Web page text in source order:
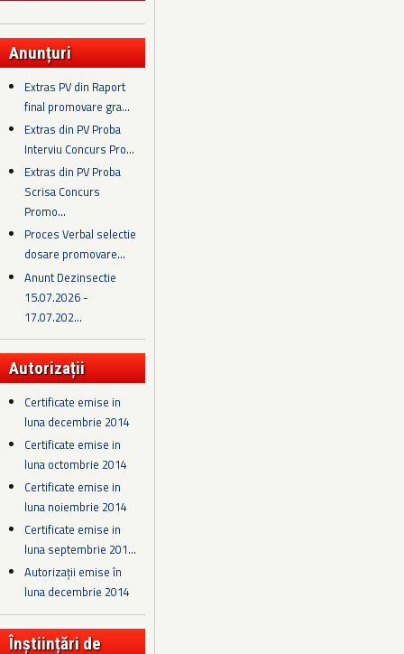
Anunțuri
Extras PV din Raport
final promovare gra...
Extras din PV Proba
Interviu Concurs Pro...
Extras din PV Proba
Scrisa Concurs
Promo...
Proces Verbal selectie
dosare promovare...
Anunt Dezinsectie
15.07.2026 -
17.07.202...
Autorizații
Certificate emise in
luna decembrie 2014
Certificate emise in
luna octombrie 2014
Certificate emise in
luna noiembrie 2014
Certificate emise in
luna septembrie 201...
Autorizații emise în
luna decembrie 2014
Înștiințări de